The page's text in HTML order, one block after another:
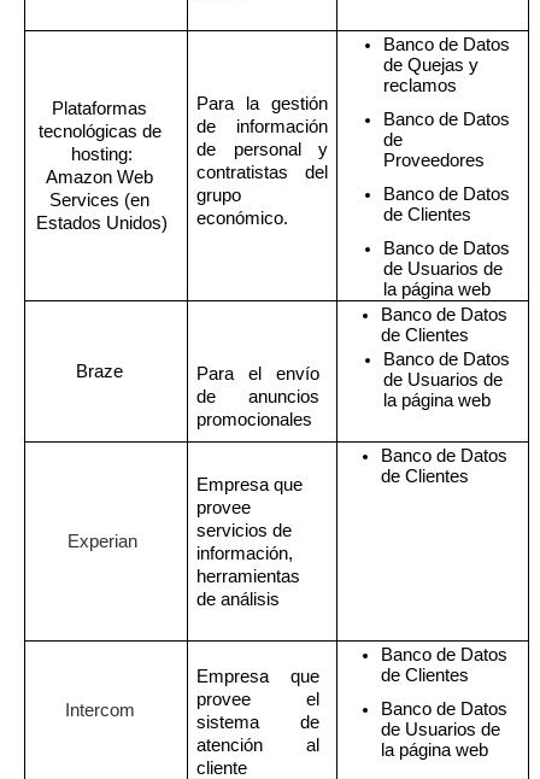
Plataformas
tecnológicas de
hosting:
Amazon Web
Services (en
Estados Unidos)
Para la gestión
de información
de personal y
contratistas del
grupo
económico.
Banco de Datos
de Quejas y
reclamos
Banco de Datos
de
Proveedores
Banco de Datos
de Clientes
Banco de Datos
de Usuarios de
la página web
Braze
Para el envío
de anuncios
promocionales
Banco de Datos
de Clientes
Banco de Datos
de Usuarios de
la página web
Experian
Empresa que
provee
servicios de
información,
herramientas
de análisis
Banco de Datos
de Clientes
Intercom
Empresa que
provee el
sistema de
atención al
cliente
Banco de Datos
de Clientes
Banco de Datos
de Usuarios de
la página web